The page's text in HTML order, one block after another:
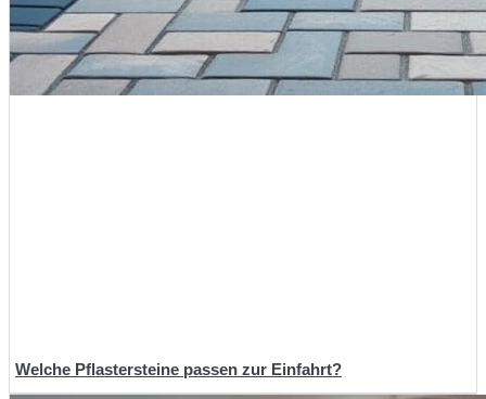
Welche Pflastersteine passen zur Einfahrt?